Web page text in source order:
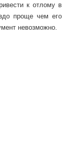
к отлому в
проще чем его
невозможно.